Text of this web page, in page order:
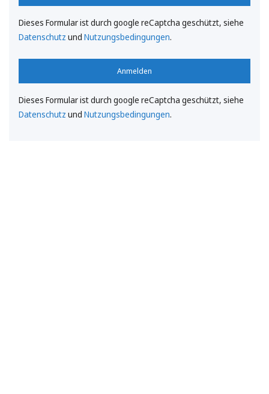
Dieses Formular ist durch google reCaptcha geschützt, siehe
Datenschutz und Nutzungsbedingungen.
Anmelden
Dieses Formular ist durch google reCaptcha geschützt, siehe
Datenschutz und Nutzungsbedingungen.